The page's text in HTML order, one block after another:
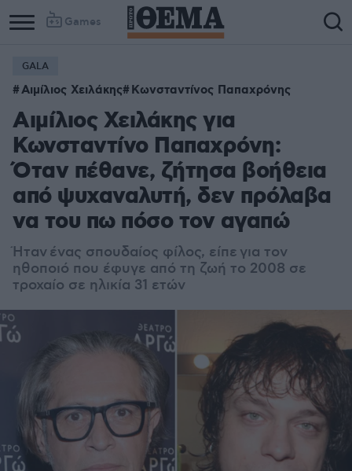
Games
GALA
Αιμίλιος Χειλάκης Κωνσταντίνος Παπαχρόνης
Αιμίλιος Χειλάκης για
Κωνσταντίνο Παπαχρόνη:
Όταν πέθανε, ζήτησα βοήθεια
από ψυχαναλυτή, δεν πρόλαβα
να του πω πόσο τον αγαπώ
Ήταν ένας σπουδαίος φίλος, είπε για τον
ηθοποιό που έφυγε από τη ζωή το 2008 σε
τροχαίο σε ηλικία 31 ετών